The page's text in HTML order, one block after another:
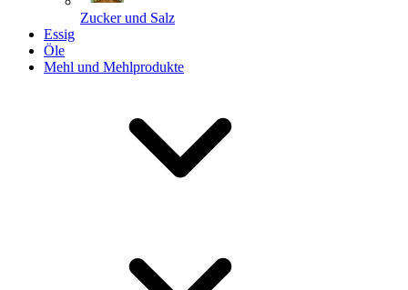
Zucker und Salz
Essig
Öle
Mehl und Mehlprodukte